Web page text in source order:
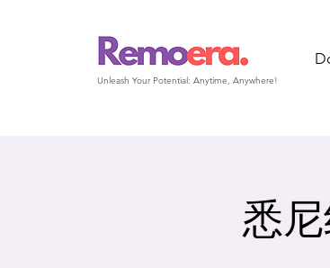
Unleash Your Potential: Anytime, Anywhere!
悉